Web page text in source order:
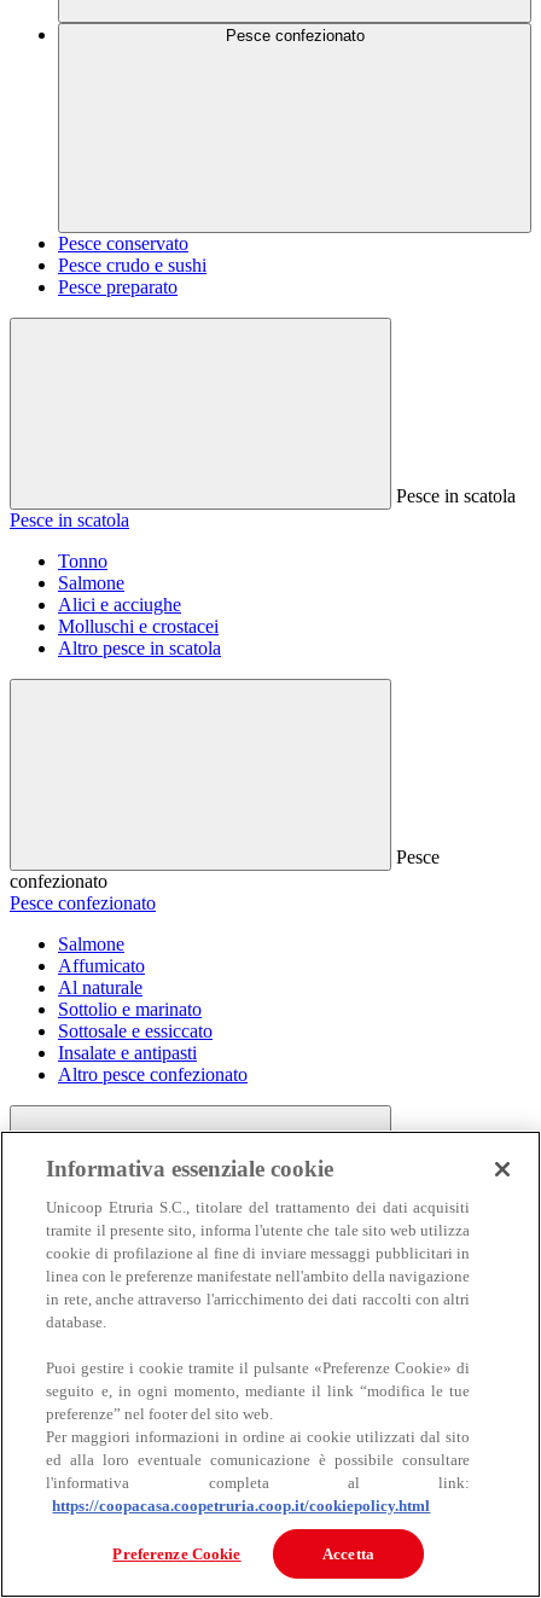
Pesce confezionato
Pesce conservato
Pesce crudo e sushi
Pesce preparato
Pesce in scatola
Pesce in scatola
Tonno
Salmone
Alici e acciughe
Molluschi e crostacei
Altro pesce in scatola
Pesce
confezionato
Pesce confezionato
Salmone
Affumicato
Al naturale
Sottolio e marinato
Sottosale e essiccato
Insalate e antipasti
Altro pesce confezionato
Carne
Carne
Bovino
Informativa essenziale cookie
Unicoop Etruria S.C., titolare del trattamento dei dati acquisiti
tramite il presente sito, informa l'utente che tale sito web utilizza
cookie di profilazione al fine di inviare messaggi pubblicitari in
linea con le preferenze manifestate nell'ambito della navigazione
in rete, anche attraverso l'arricchimento dei dati raccolti con altri
database.
Puoi gestire i cookie tramite il pulsante «Preferenze Cookie» di
seguito e, in ogni momento, mediante il link “modifica le tue
preferenze” nel footer del sito web.
Per maggiori informazioni in ordine ai cookie utilizzati dal sito
ed alla loro eventuale comunicazione è possibile consultare
l'informativa completa al link:
https://coopacasa.coopetruria.coop.it/cookiepolicy.html
Preferenze Cookie Accetta